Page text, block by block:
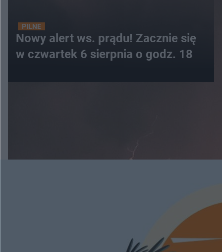
PILNE
Nowy alert ws. prądu! Zacznie się
w czwartek 6 sierpnia o godz. 18